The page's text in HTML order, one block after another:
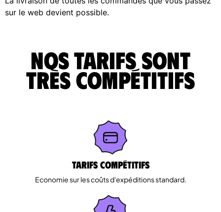
sur le web devient possible.
Nos tarifs sont
très compétitifs
Tarifs Compétitifs
Economie sur les coûts d'expéditions standard.